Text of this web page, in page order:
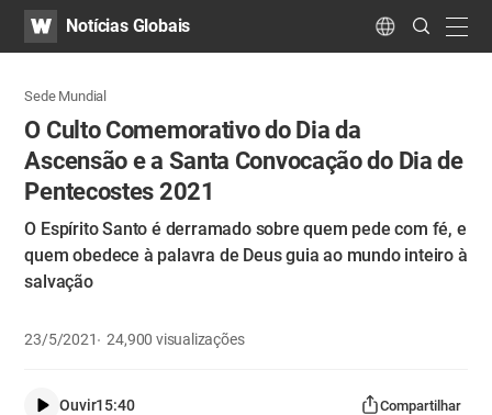
WATVNotícias Globais Language
Search
Submit
Sede Mundial
O Culto Comemorativo do Dia da
Ascensão e a Santa Convocação do Dia de
Pentecostes 2021
O Espírito Santo é derramado sobre quem pede com fé, e
quem obedece à palavra de Deus guia ao mundo inteiro à
salvação
23/5/2021 24,900visualizações
Ouvir15:40 Compartilhar